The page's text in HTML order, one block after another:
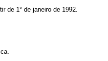
de 1° de janeiro de 1992.